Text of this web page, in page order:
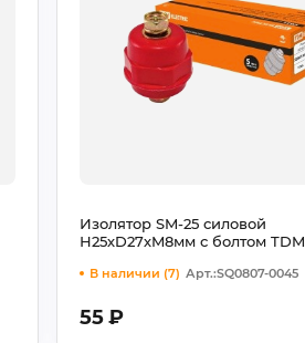
Арт.:SQ0807-0045
В наличии (7)
Изолятор SM-25 силовой
Н25хD27хM8мм с болтом TDM
55₽